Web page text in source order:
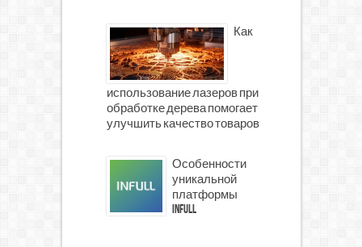
Как
использование лазеров при
обработке дерева помогает
улучшить качество товаров
Особенности
уникальной
платформы
INFULL